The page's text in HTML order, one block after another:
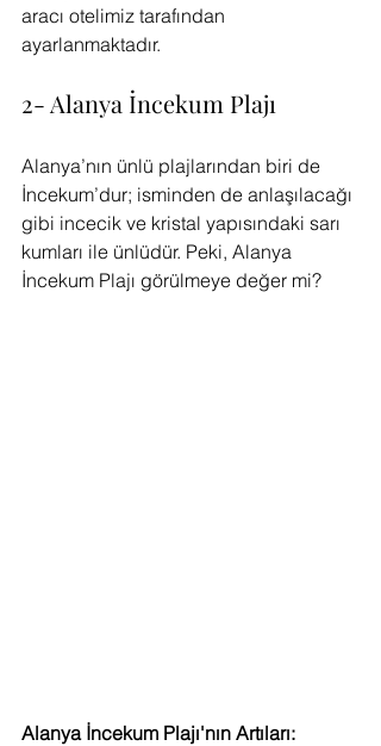
aracı otelimiz tarafından
ayarlanmaktadır.
2- Alanya İncekum Plajı
Alanya’nın ünlü plajlarından biri de
İncekum’dur; isminden de anlaşılacağı
gibi incecik ve kristal yapısındaki sarı
kumları ile ünlüdür. Peki, Alanya
İncekum Plajı görülmeye değer mi?
Alanya İncekum Plajı'nın Artıları: